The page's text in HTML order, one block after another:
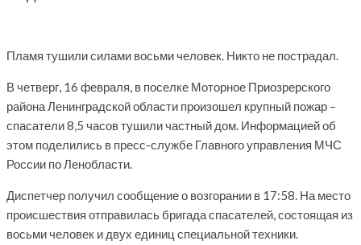
Пламя тушили силами восьми человек. Никто не пострадал.
В четверг, 16 февраля, в поселке Моторное Приозрерского
района Ленинградской области произошел крупный пожар –
спасатели 8,5 часов тушили частный дом. Информацией об
этом поделились в пресс-службе Главного управления МЧС
России по Ленобласти.
Диспетчер получил сообщение о возгорании в 17:58. На место
происшествия отправилась бригада спасателей, состоящая из
восьми человек и двух единиц специальной техники.